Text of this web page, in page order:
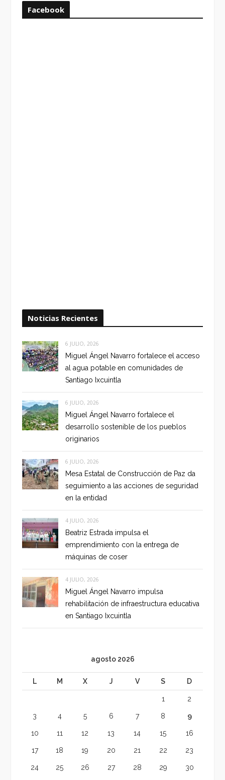
Facebook
Noticias Recientes
6 JULIO, 2026
Miguel Ángel Navarro fortalece el acceso
al agua potable en comunidades de
Santiago Ixcuintla
6 JULIO, 2026
Miguel Ángel Navarro fortalece el
desarrollo sostenible de los pueblos
originarios
6 JULIO, 2026
Mesa Estatal de Construcción de Paz da
seguimiento a las acciones de seguridad
en la entidad
4 JULIO, 2026
Beatriz Estrada impulsa el
emprendimiento con la entrega de
máquinas de coser
4 JULIO, 2026
Miguel Ángel Navarro impulsa
rehabilitación de infraestructura educativa
en Santiago Ixcuintla
agosto 2026
L M X J V S D
1 2
3 4 5 6 7 8 9
10 11 12 13 14 15 16
17 18 19 20 21 22 23
24 25 26 27 28 29 30